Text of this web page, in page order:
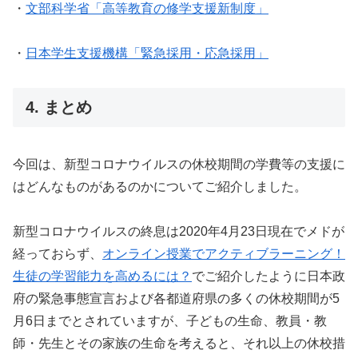
・ 文部科学省「高等教育の修学支援新制度」
・ 日本学生支援機構「緊急採用・応急採用」
4. まとめ
今回は、新型コロナウイルスの休校期間の学費等の支援に
はどんなものがあるのかについてご紹介しました。
新型コロナウイルスの終息は2020年4月23日現在でメドが
経っておらず、 オンライン授業でアクティブラーニング！
生徒の学習能力を高めるには？ でご紹介したように日本政
府の緊急事態宣言および各都道府県の多くの休校期間が5
月6日までとされていますが、子どもの生命、教員・教
師・先生とその家族の生命を考えると、それ以上の休校措